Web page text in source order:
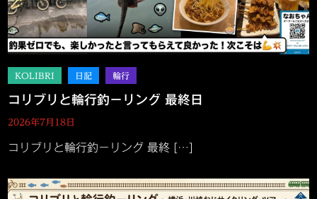
コリブリと輪行釣－リング 最終日
2026年7月18日
コリブリと輪行釣－リング 最終 […]